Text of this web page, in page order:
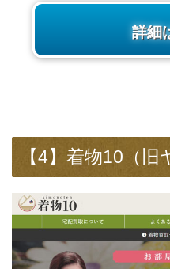
詳細
【4】着物10（旧